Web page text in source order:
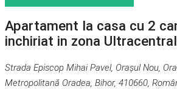
Apartament la casa cu 2
inchiriat in zona
Strada Episcop Mihai Pavel, Orașul Nou,
Metropolitană Oradea, Bihor, 410660,